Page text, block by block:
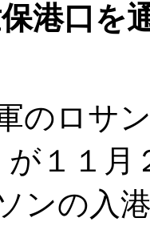
港口を
のロサ
が１１
ンの入